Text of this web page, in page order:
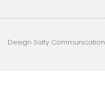
Design Salty Communication